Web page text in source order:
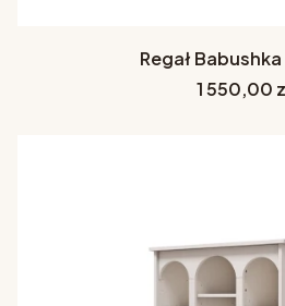
Regał
Cena
1 550,00